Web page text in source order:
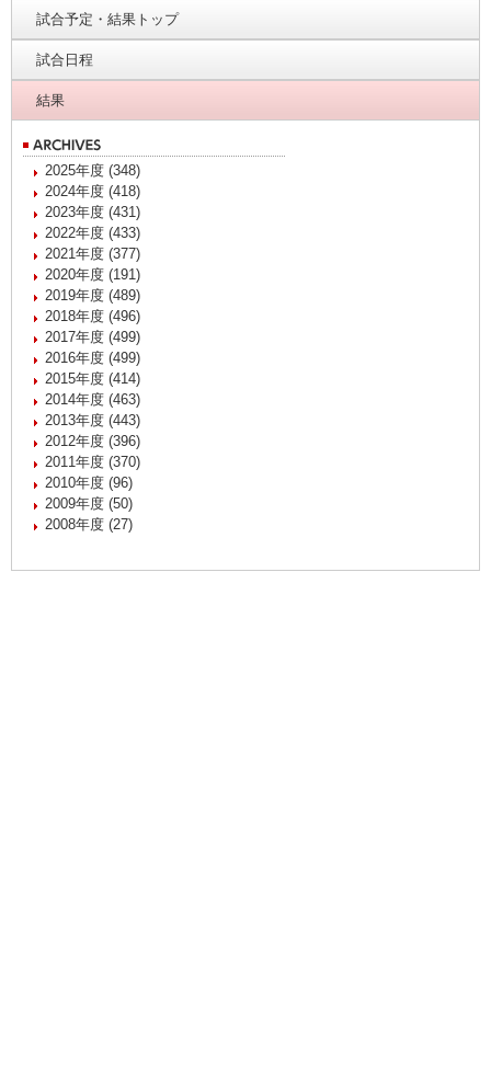
試合予定・結果トップ
試合日程
結果
2025年度 (348)
2024年度 (418)
2023年度 (431)
2022年度 (433)
2021年度 (377)
2020年度 (191)
2019年度 (489)
2018年度 (496)
2017年度 (499)
2016年度 (499)
2015年度 (414)
2014年度 (463)
2013年度 (443)
2012年度 (396)
2011年度 (370)
2010年度 (96)
2009年度 (50)
2008年度 (27)